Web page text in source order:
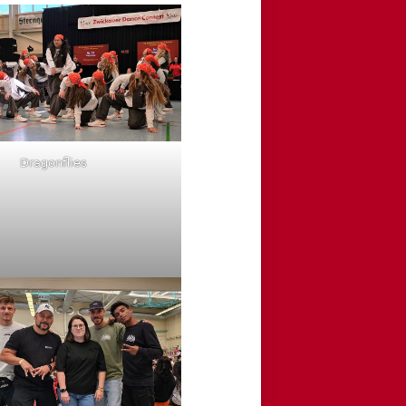
Dragonflies